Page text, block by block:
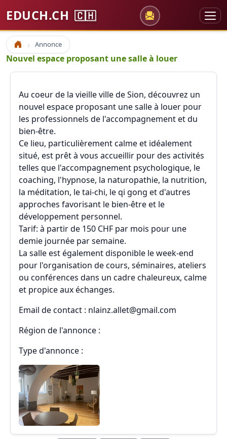
EDUCH.CH 🇨🇭
Accueil Annonce
Nouvel espace proposant une salle à louer
Au coeur de la vieille ville de Sion, découvrez un
nouvel espace proposant une salle à louer pour
les professionnels de l'accompagnement et du
bien-être.
Ce lieu, particulièrement calme et idéalement
situé, est prêt à vous accueillir pour des activités
telles que l'accompagnement psychologique, le
coaching, l'hypnose, la naturopathie, la nutrition,
la méditation, le tai-chi, le qi gong et d'autres
approches favorisant le bien-être et le
développement personnel.
Tarif: à partir de 150 CHF par mois pour une
demie journée par semaine.
La salle est également disponible le week-end
pour l'organisation de cours, séminaires, ateliers
ou conférences dans un cadre chaleureux, calme
et propice aux échanges.
Email de contact : nlainz.allet@gmail.com
Région de l'annonce :
Type d'annonce :